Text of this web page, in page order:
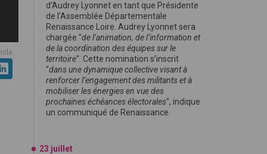
d’Audrey Lyonnet en tant que Présidente
de l’Assemblée Départementale
Renaissance Loire. Audrey Lyonnet sera
chargée "de l’animation, de l’information et
de la coordination des équipes sur le
territoire". Cette nomination s’inscrit
"dans une dynamique collective visant à
renforcer l’engagement des militants et à
mobiliser les énergies en vue des
prochaines échéances électorales", indique
un communiqué de Renaissance.
23 juillet